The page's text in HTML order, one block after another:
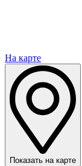
На карте
Показать на карте